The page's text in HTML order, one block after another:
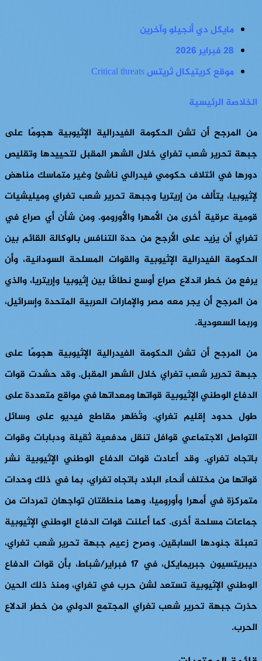
مايكل دي أنجيلو وآخرين
28 فبراير 2026
موقع كريتيكال ثريتس Critical threats
الخلاصة الرئيسية
من المرجح أن تشن الحكومة الفيدرالية الإثيوبية هجومًا على
جبهة تحرير شعب تغراي خلال الشهر المقبل لتحييدها وتقليص
دورها في ائتلاف حكومي فيدرالي ناشئ وغير متماسك مناهض
لإثيوبيا، يتألف من إريتريا وجبهة تحرير شعب تغراي وميليشيات
قومية عرقية أخرى من الأمهرا والأورومو. ومن شأن أي صراع في
تغراي أن يزيد على الأرجح من حدة التنافس بالوكالة القائم بين
الحكومة الفيدرالية الإثيوبية والقوات المسلحة السودانية، وأن
يرفع من خطر اندلاع صراع أوسع نطاقًا بين إثيوبيا وإريتريا، والذي
من المرجح أن يجر معه مصر والإمارات العربية المتحدة وإسرائيل،
وربما السعودية.
من المرجح أن تشن الحكومة الفيدرالية الإثيوبية هجومًا على
جبهة تحرير شعب تغراي خلال الشهر المقبل. وقد حشدت قوات
الدفاع الوطني الإثيوبية قواتها ومعداتها في مواقع متعددة على
طول حدود إقليم تغراي. وتُظهر مقاطع فيديو على وسائل
التواصل الاجتماعي قوافل تنقل مدفعية ثقيلة ودبابات وقوات
باتجاه تغراي. وقد أعادت قوات الدفاع الوطني الإثيوبية نشر
قواتها من مختلف أنحاء البلاد باتجاه تغراي، بما في ذلك وحدات
متمركزة في أمهرا وأوروميا، وهما منطقتان تواجهان تمردات من
جماعات مسلحة أخرى. كما أعلنت قوات الدفاع الوطني الإثيوبية
تعبئة جنودها السابقين. وصرح زعيم جبهة تحرير شعب تغراي،
ديبريتسيون جبريمايكل، في 17 فبراير/شباط، بأن قوات الدفاع
الوطني الإثيوبية تستعد لشن حرب في تغراي، ومنذ ذلك الحين
حذرت جبهة تحرير شعب تغراي المجتمع الدولي من خطر اندلاع
الحرب.